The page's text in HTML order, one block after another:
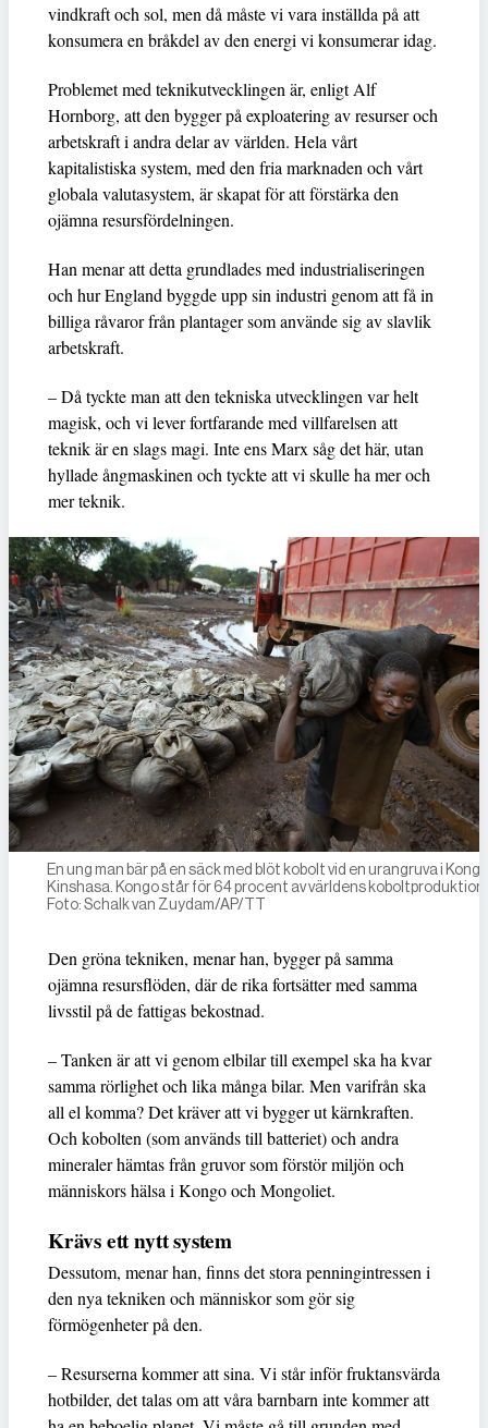
vindkraft och sol, men då måste vi vara inställda på att
konsumera en bråkdel av den energi vi konsumerar idag.
Problemet med teknikutvecklingen är, enligt Alf
Hornborg, att den bygger på exploatering av resurser och
arbetskraft i andra delar av världen. Hela vårt
kapitalistiska system, med den fria marknaden och vårt
globala valutasystem, är skapat för att förstärka den
ojämna resursfördelningen.
Han menar att detta grundlades med industrialiseringen
och hur England byggde upp sin industri genom att få in
billiga råvaror från plantager som använde sig av slavlik
arbetskraft.
– Då tyckte man att den tekniska utvecklingen var helt
magisk, och vi lever fortfarande med villfarelsen att
teknik är en slags magi. Inte ens Marx såg det här, utan
hyllade ångmaskinen och tyckte att vi skulle ha mer och
mer teknik.
En ung man bär på en säck med blöt kobolt vid en urangruva i
Kinshasa. Kongo står för 64 procent av världens koboltproduktion.
Foto: Schalk van Zuydam/AP/TT
Den gröna tekniken, menar han, bygger på samma
ojämna resursflöden, där de rika fortsätter med samma
livsstil på de fattigas bekostnad.
– Tanken är att vi genom elbilar till exempel ska ha kvar
samma rörlighet och lika många bilar. Men varifrån ska
all el komma? Det kräver att vi bygger ut kärnkraften.
Och kobolten (som används till batteriet) och andra
mineraler hämtas från gruvor som förstör miljön och
människors hälsa i Kongo och Mongoliet.
Krävs ett nytt system
Dessutom, menar han, finns det stora penningintressen i
den nya tekniken och människor som gör sig
förmögenheter på den.
– Resurserna kommer att sina. Vi står inför fruktansvärda
hotbilder, det talas om att våra barnbarn inte kommer att